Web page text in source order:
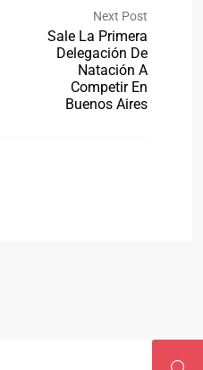
Next Post
Sale La Primera
Delegación De
Natación A
Competir En
Buenos Aires